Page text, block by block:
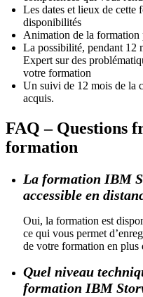
Les dates et lieux de cette
disponibilités
Animation de la
La possibilité, pendant 12
Expert sur des
votre formation
Un suivi de 12 mois de la
acquis.
FAQ – Questions
formation
La formation IBM
accessible en
Oui, la formation est
ce qui vous permet
de votre formation en
Quel niveau
formation IBM